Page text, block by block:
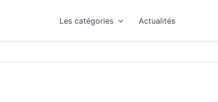
Les catégories Actualités